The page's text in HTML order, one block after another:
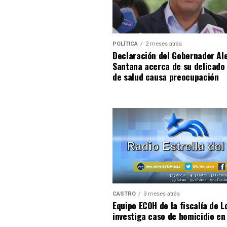
POLÍTICA 2 meses atrás
Declaración del Gobernador
Santana acerca de su
de salud causa preocupación
CASTRO 3 meses atrás
Equipo ECOH de la fiscalía de
investiga caso de homicidio